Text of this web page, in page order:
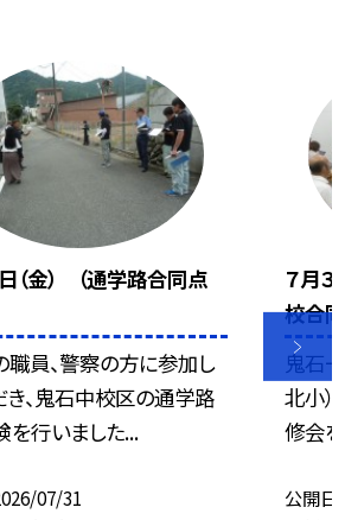
（金） （通学路合同点
職員、警察の方に参加し
き、鬼石中校区の通学路
を行いました...
07/31
７月
校合
鬼石
北小
修会
公開日